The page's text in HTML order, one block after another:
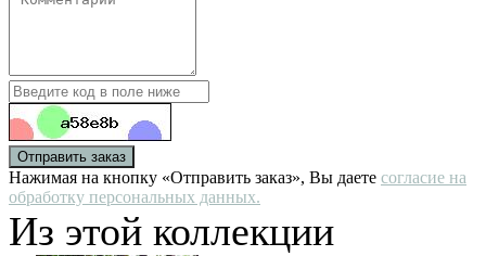
Отправить заказ
Нажимая на кнопку «Отправить заказ», Вы даете согласие на
обработку персональных данных.
Из этой коллекции